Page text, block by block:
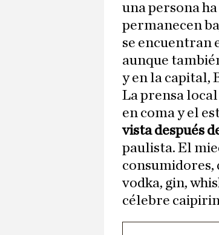
una persona
permanecen
se encuentran
aunque
y en la capital,
La prensa
en coma y el
vista después
paulista. El
consumidores,
vodka, gin,
célebre